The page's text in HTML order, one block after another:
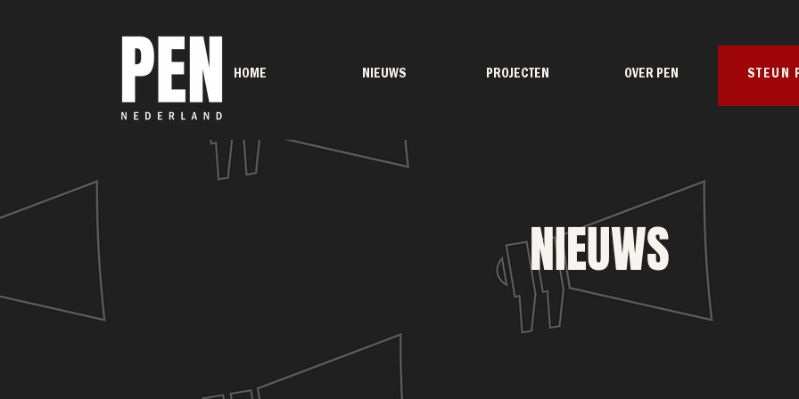
HOME NIEUWS PROJECTEN OVER PEN STEUN
NIEUWS